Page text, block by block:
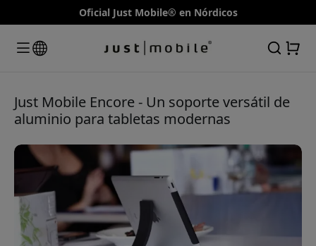
Oficial Just Mobile® en Nórdicos
Just Mobile Encore - Un soporte versátil de
aluminio para tabletas modernas